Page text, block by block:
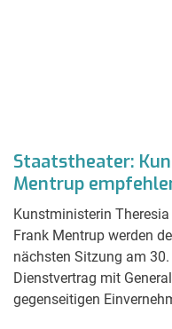
Staatstheater:
Mentrup
Kunstministerin
Frank Mentrup werden
nächsten Sitzung am
Dienstvertrag mit
gegenseitigen